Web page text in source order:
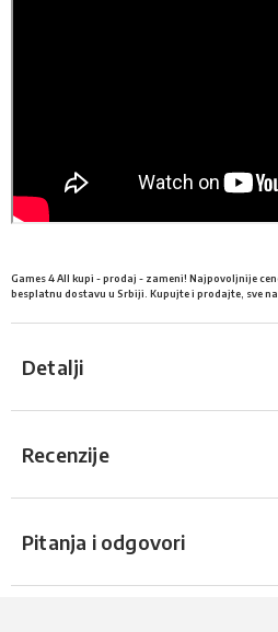
Games 4 All kupi - prodaj - zameni! Najpovoljnije
besplatnu dostavu u Srbiji. Kupujte i prodajte, sve na
Detalji
Recenzije
Pitanja i odgovori